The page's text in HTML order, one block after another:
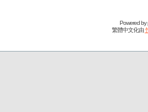
Powered by
繁體中文化由